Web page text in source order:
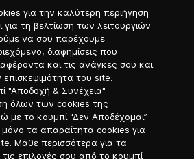
Πύλη Ναυτικού
για την καλύτερη περιήγηση
για τη βελτίωση των λειτουργιών
να σου παρέχουμε
διαφημίσεις που
και τις ανάγκες σου και
του site.
"Αποδοχή & Συνέχεια"
όλων των cookies της
με το κουμπί “Δεν Αποδέχομαι”
τα απαραίτητα cookies για
Μάθε περισσότερα για τα
επιλογές σου από το κουμπί